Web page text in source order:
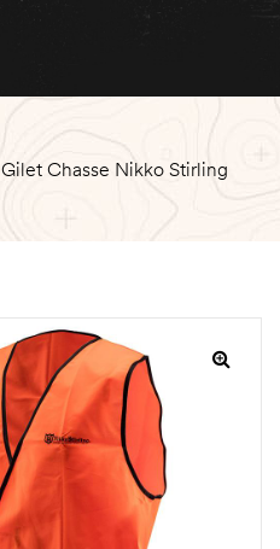
Gilet Chasse Nikko Stirling